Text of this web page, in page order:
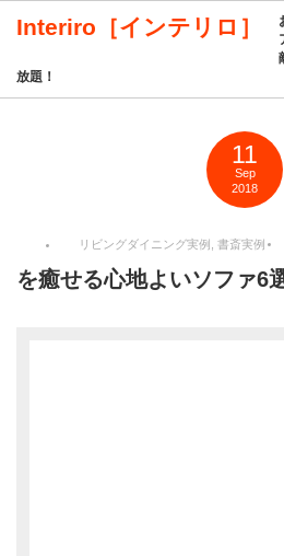
Interiro［インテリロ］
放題！
11
Sep
2018
リビングダイニング実例 書斎実例
を癒せる心地よいソファ6